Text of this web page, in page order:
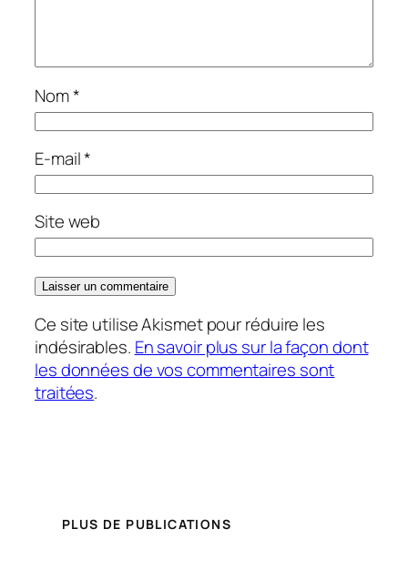
Nom*
E-mail*
Site web
Ce site utilise Akismet pour réduire les
indésirables. En savoir plus sur la façon dont
les données de vos commentaires sont
traitées.
PLUS DE PUBLICATIONS